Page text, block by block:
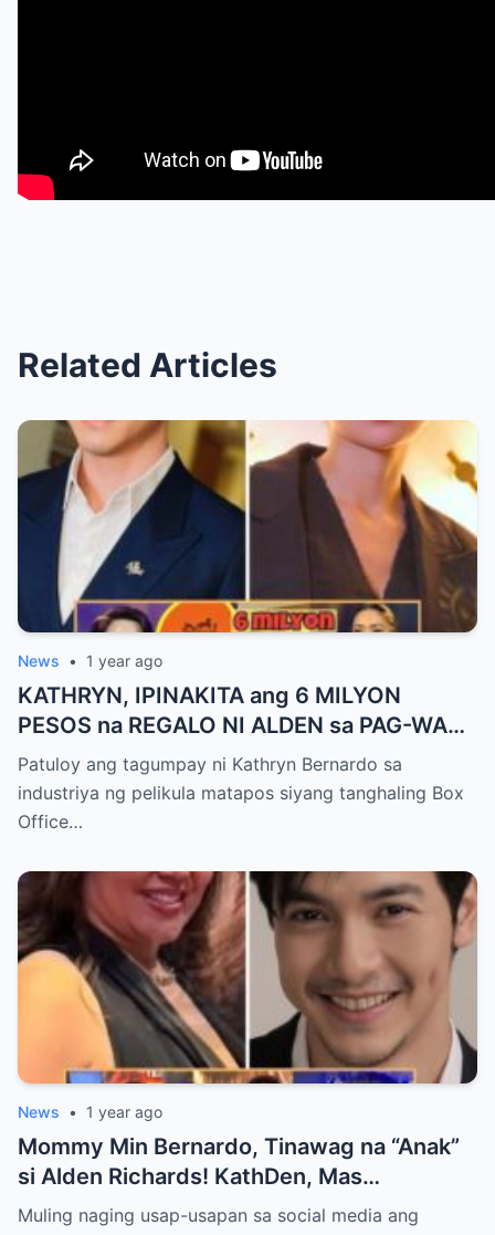
Related Articles
News • 1 year ago
KATHRYN, IPINAKITA ang 6 MILYON
PESOS na REGALO NI ALDEN sa PAG-WAGI
SA BOX OFFICE QUEEN AWARD!
Patuloy ang tagumpay ni Kathryn Bernardo sa
industriya ng pelikula matapos siyang tanghaling Box
Office…
News • 1 year ago
Mommy Min Bernardo, Tinawag na “Anak”
si Alden Richards! KathDen, Mas
Lumalakas ang Ugnayan?
Muling naging usap-usapan sa social media ang